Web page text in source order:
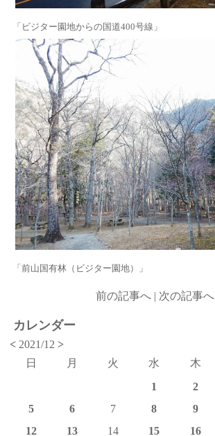
「ビジター園地からの国道400号線」
「前山国有林（ビジター園地）」
前の記事へ | 次の記事へ
カレンダー
< 2021/12>
日
月 火 水 木
1
2
5
6 7 8 9
12
13 14 15 16